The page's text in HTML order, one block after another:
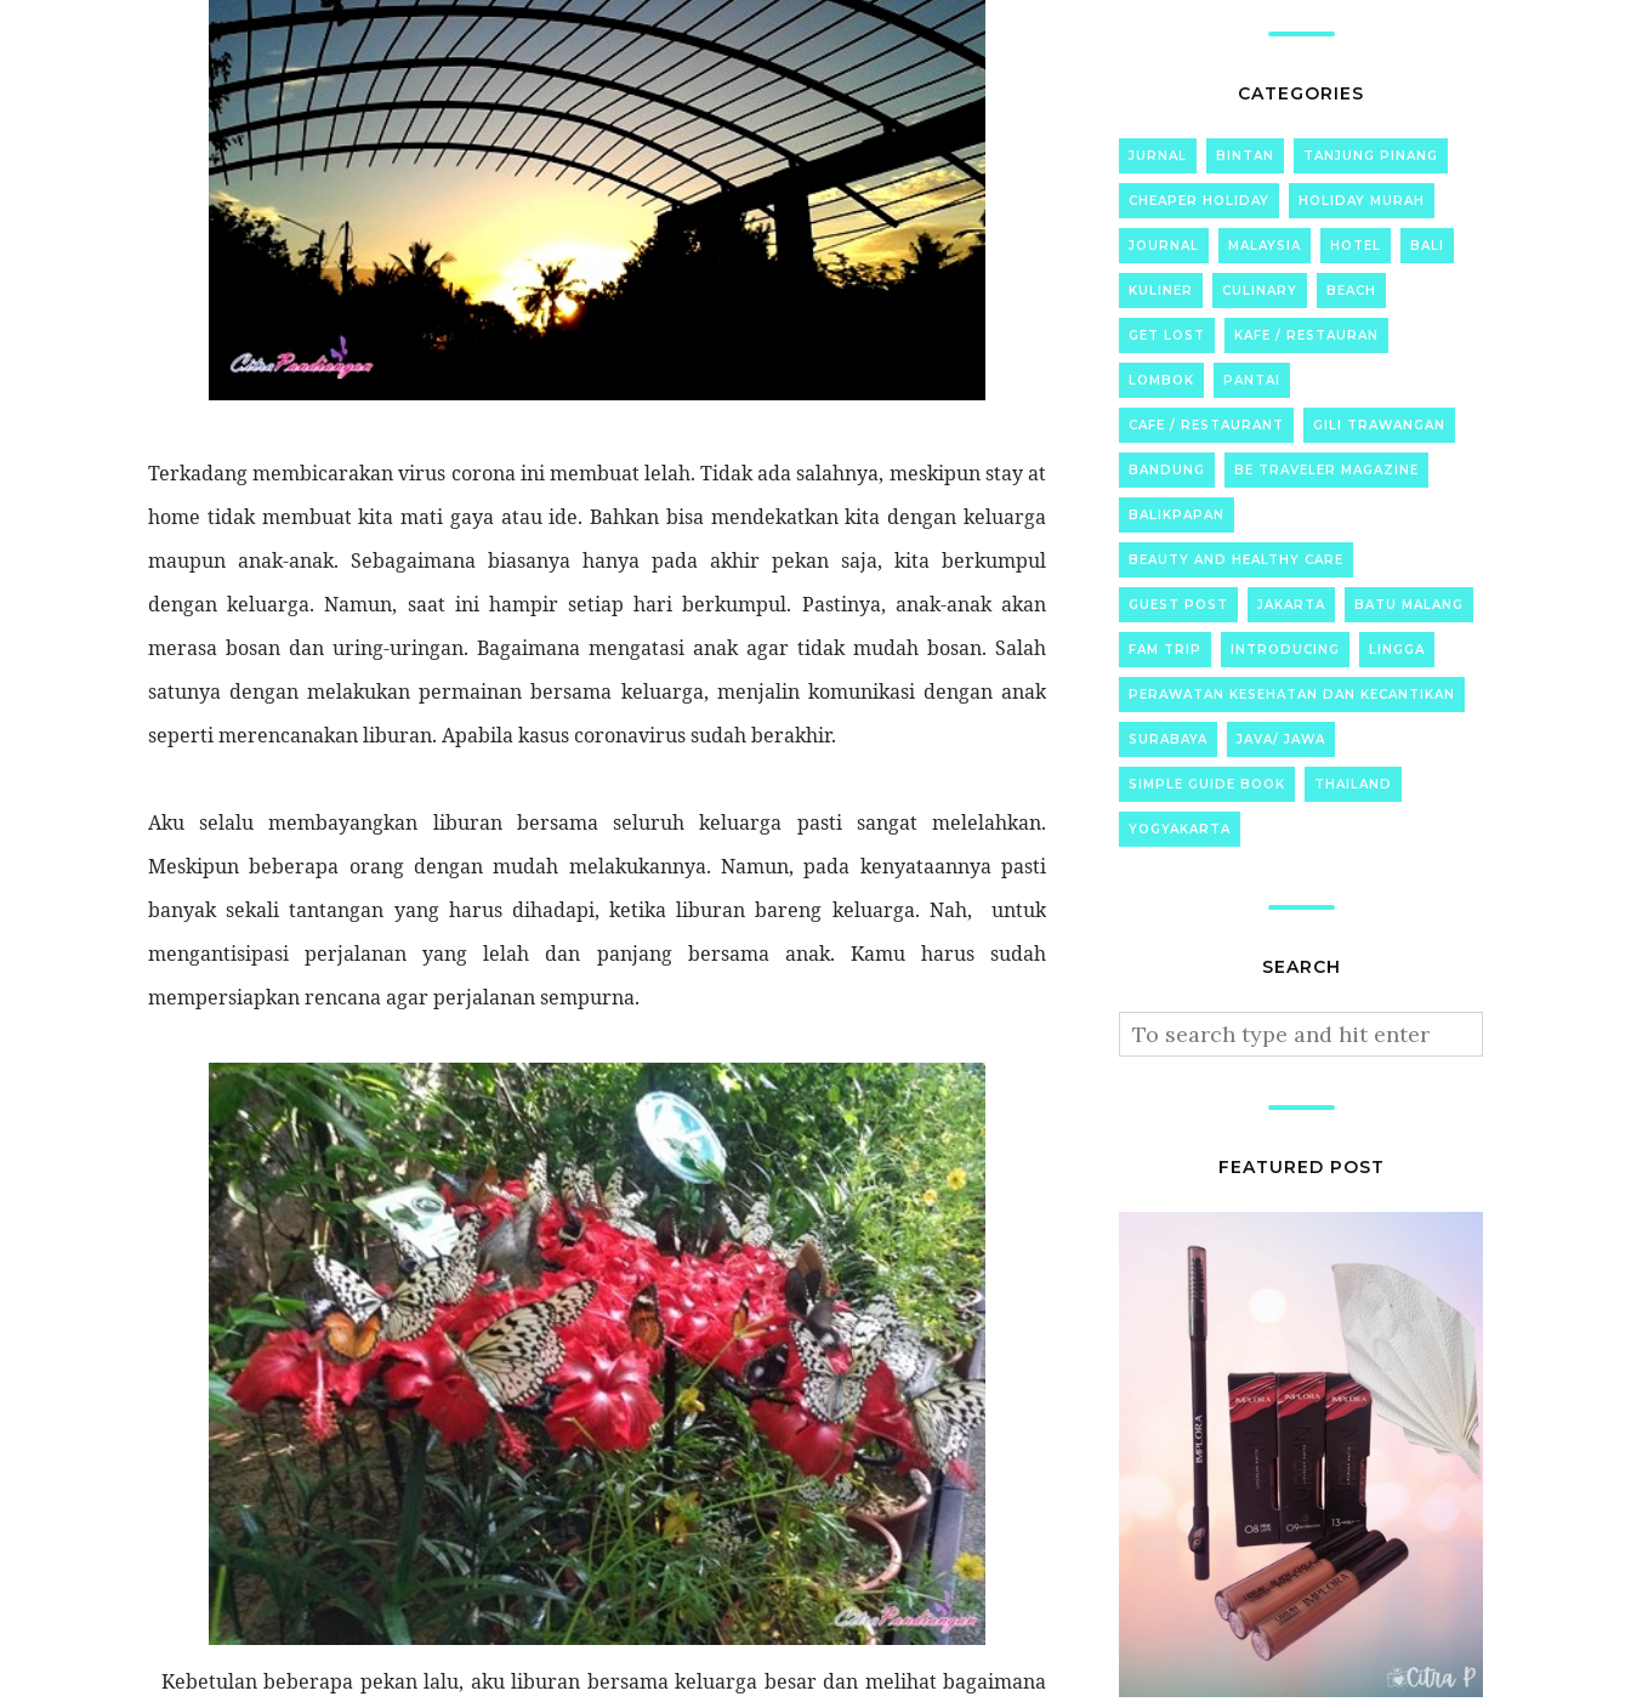
Terkadang membicarakan virus corona ini membuat lelah. Tidak ada salahnya, meskipun stay at
home tidak membuat kita mati gaya atau ide. Bahkan bisa mendekatkan kita dengan keluarga
maupun anak-anak. Sebagaimana biasanya hanya pada akhir pekan saja, kita berkumpul
dengan keluarga. Namun, saat ini hampir setiap hari berkumpul. Pastinya, anak-anak akan
merasa bosan dan uring-uringan. Bagaimana mengatasi anak agar tidak mudah bosan. Salah
satunya dengan melakukan permainan bersama keluarga, menjalin komunikasi dengan anak
seperti merencanakan liburan. Apabila kasus coronavirus sudah berakhir.
Aku selalu membayangkan liburan bersama seluruh keluarga pasti sangat melelahkan.
Meskipun beberapa orang dengan mudah melakukannya. Namun, pada kenyataannya pasti
banyak sekali tantangan yang harus dihadapi, ketika liburan bareng keluarga. Nah,
untuk
mengantisipasi perjalanan yang lelah dan panjang bersama anak. Kamu harus sudah
mempersiapkan rencana agar perjalanan sempurna.
Kebetulan beberapa pekan lalu, aku liburan bersama keluarga besar dan melihat bagaimana
CATEGORIES
JURNAL BINTAN TANJUNG PINANG
CHEAPER HOLIDAY HOLIDAY MURAH
JOURNAL MALAYSIA HOTEL BALI
KULINER CULINARY BEACH
GET LOST KAFE / RESTAURAN
LOMBOK PANTAI
CAFE / RESTAURANT GILI TRAWANGAN
BANDUNG BE TRAVELER MAGAZINE
BALIKPAPAN
BEAUTY AND HEALTHY CARE
GUEST POST JAKARTA BATU MALANG
FAM TRIP INTRODUCING LINGGA
PERAWATAN KESEHATAN DAN KECANTIKAN
SURABAYA JAVA/ JAWA
SIMPLE GUIDE BOOK THAILAND
YOGYAKARTA
SEARCH
FEATURED POST